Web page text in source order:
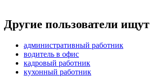
Другие пользователи ищут
административный работник
водитель в офис
кадровый работник
кухонный работник